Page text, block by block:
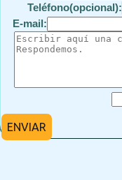
Teléfono(opcional):
E-mail:
ENVIAR